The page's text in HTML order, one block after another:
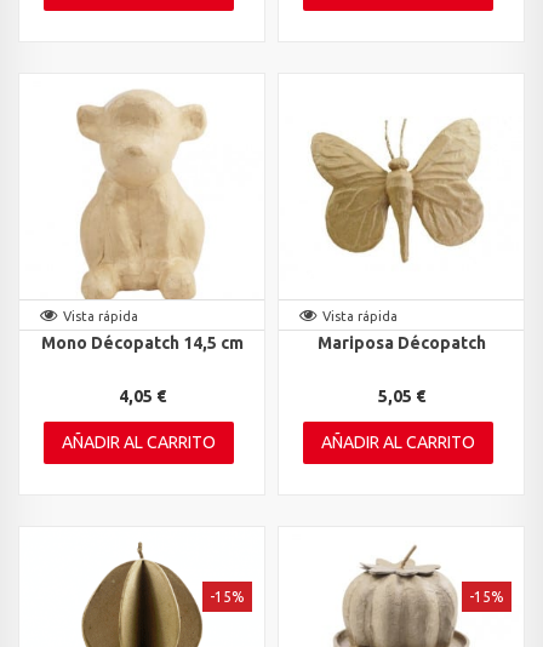
Vista rápida
Mono Décopatch 14,5 cm
4,05 €
AÑADIR AL CARRITO
Vista rápida
Mariposa Décopatch
5,05 €
AÑADIR AL CARRITO
-15% -15%